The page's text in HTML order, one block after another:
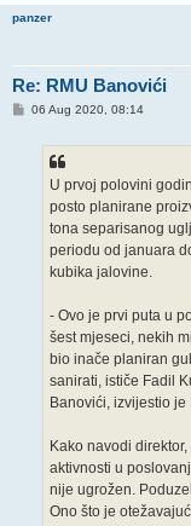
panzer
Re: RMU Banovići
P06 Aug 2020, 08:14
U prvoj polovini
posto planirane
tona separisanog
periodu od januara
kubika jalovine.
- Ovo je prvi puta u
šest mjeseci, nekih
bio inače planiran
sanirati, ističe Fadil
Banovići, izvijestio je
Kako navodi
aktivnosti u
nije ugrožen.
Ono što je